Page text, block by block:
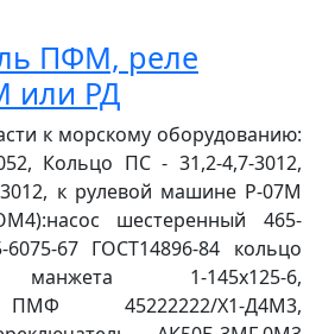
ПФМ, реле
или РД
к морскому оборудованию:
Кольцо ПС - 31,2-4,7-3012,
к рулевой машине Р-07М
шестеренный 465-
67 ГОСТ14896-84 кольцо
манжета 1-145х125-6,
45222222/Х1-Д4М3,